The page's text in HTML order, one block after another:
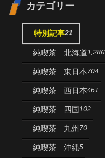
カテゴリー
特別記事21
純喫茶 北海道1,286
純喫茶 東日本704
純喫茶 西日本461
純喫茶 四国102
純喫茶 九州 70
純喫茶 沖縄5